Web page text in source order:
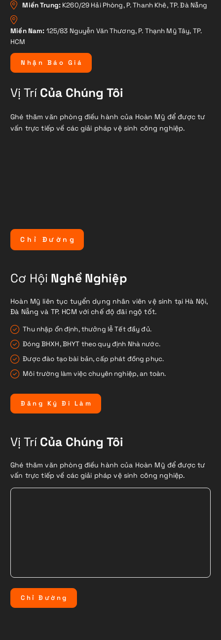
Miền Trung: K260/29 Hải Phòng, P. Thanh Khê, TP. Đà Nẵng
Miền Nam: 125/83 Nguyễn Văn Thương, P. Thạnh Mỹ Tây, TP.
HCM
N hậ n B á o G i á
Vị TríCủa Chúng Tôi
Ghé thăm văn phòng điều hành của Hoàn Mỹ để được tư
vấn trực tiếp về các giải pháp vệ sinh công nghiệp.
C h ỉ Đ ư ờ n g
Cơ Hội Nghề Nghiệp
Hoàn Mỹ liên tục tuyển dụng nhân viên vệ sinh tại Hà Nội,
Đà Nẵng và TP. HCM với chế độ đãi ngộ tốt.
Thu nhập ổn định, thưởng lễ Tết đầy đủ.
Đóng BHXH, BHYT theo quy định Nhà nước.
Được đào tạo bài bản, cấp phát đồng phục.
Môi trường làm việc chuyên nghiệp, an toàn.
Đ ă n g Ký Đ i L à m
Vị TríCủa Chúng Tôi
Ghé thăm văn phòng điều hành của Hoàn Mỹ để được tư
vấn trực tiếp về các giải pháp vệ sinh công nghiệp.
C hỉ Đ ườ ng